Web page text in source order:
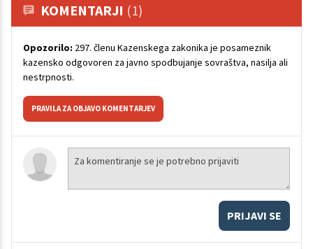
KOMENTARJI (1)
Opozorilo: 297. členu Kazenskega zakonika je posameznik
kazensko odgovoren za javno spodbujanje sovraštva, nasilja ali
nestrpnosti.
PRAVILA ZA OBJAVO KOMENTARJEV
PRIJAVI SE